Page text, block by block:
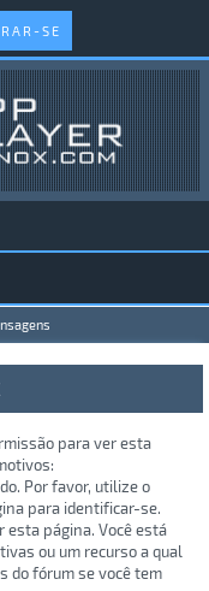
SE
para ver esta
Por favor, utilize o
para identificar-se.
esta página. Você está
ou um recurso a qual
do fórum se você tem